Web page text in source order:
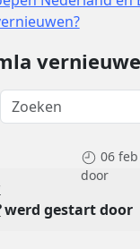
06 feb
door
werd gestart door